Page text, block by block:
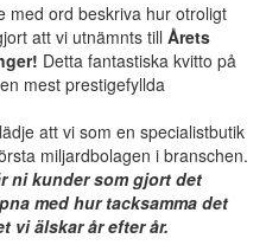
med ord beskriva hur otroligt
att vi utnämnts till Årets
Detta fantastiska kvitto på
mest prestigefyllda
att vi som en specialistbutik
miljardbolagen i branschen.
ni kunder som gjort det
med hur tacksamma det
vi älskar år efter år.